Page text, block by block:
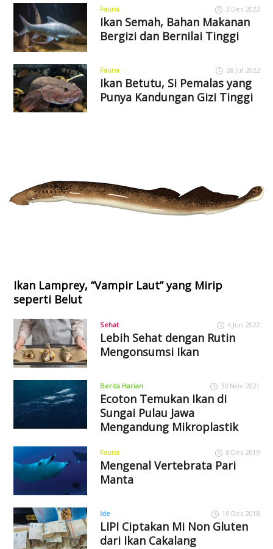
Fauna 3 Des 2022
Ikan Semah, Bahan Makanan
Bergizi dan Bernilai Tinggi
Fauna 28 Jul 2022
Ikan Betutu, Si Pemalas yang
Punya Kandungan Gizi Tinggi
Ikan Lamprey, “Vampir Laut” yang Mirip
seperti Belut
Sehat 4 Jun 2022
Lebih Sehat dengan Rutin
Mengonsumsi Ikan
Berita Harian 30 Nov 2021
Ecoton Temukan Ikan di
Sungai Pulau Jawa
Mengandung Mikroplastik
Fauna 8 Des 2019
Mengenal Vertebrata Pari
Manta
Ide 10 Des 2018
LIPI Ciptakan Mi Non Gluten
dari Ikan Cakalang